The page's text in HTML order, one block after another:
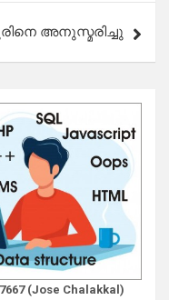
അനുസ്മരിച്ചു
(Jose Chalakkal)